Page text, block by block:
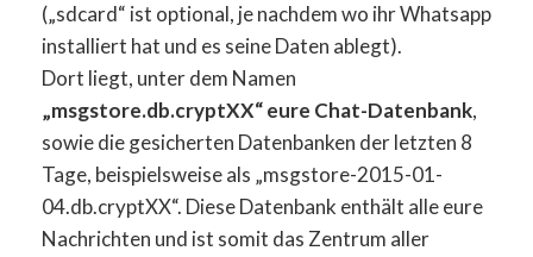
(„sdcard“ ist optional, je nachdem wo ihr Whatsapp
installiert hat und es seine Daten ablegt).
Dort liegt, unter dem Namen
„msgstore.db.cryptXX“ eure Chat-Datenbank,
sowie die gesicherten Datenbanken der letzten 8
Tage, beispielsweise als „msgstore-2015-01-
04.db.cryptXX“. Diese Datenbank enthält alle eure
Nachrichten und ist somit das Zentrum aller